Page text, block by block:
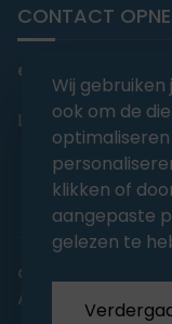
CONTACT
Langendamdreef
Algemene
Wij
ook om de
klikken of
aangepaste
gelezen te